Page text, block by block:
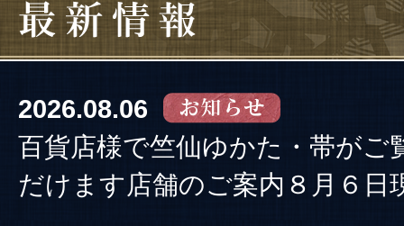
2026.08.06
百貨店様で竺仙ゆかた・帯がご
だけます店舗のご案内８月６日